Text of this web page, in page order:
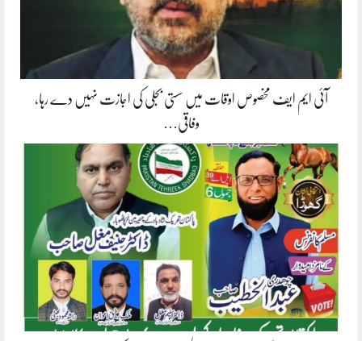
آئی ایم ایف مخصوص اوقات میں سستی بجلی کی اجازت نہیں دے رہا،
وفاقی…